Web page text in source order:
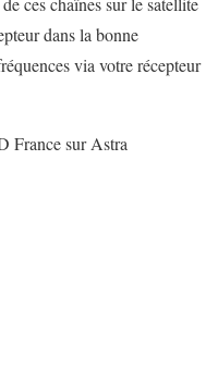
dans la bonne
via votre récepteur
France sur Astra